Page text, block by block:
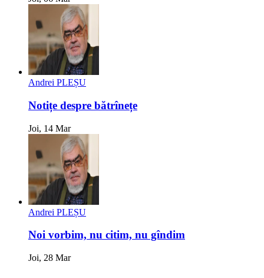
Andrei PLEȘU
Notițe despre bătrînețe
Joi, 14 Mar
Andrei PLEȘU
Noi vorbim, nu citim, nu gîndim
Joi, 28 Mar